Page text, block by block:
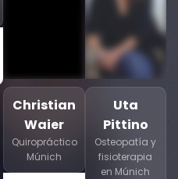
Christian
Waier
Quiropráctico
Múnich
Uta
Pittino
Osteopatía y
fisioterapia
en Múnich